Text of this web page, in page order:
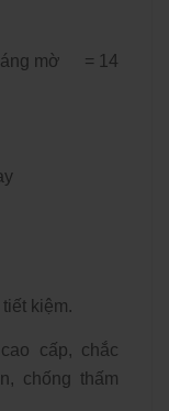
= 14
kiệm.
cấp, chắc
chống thấm